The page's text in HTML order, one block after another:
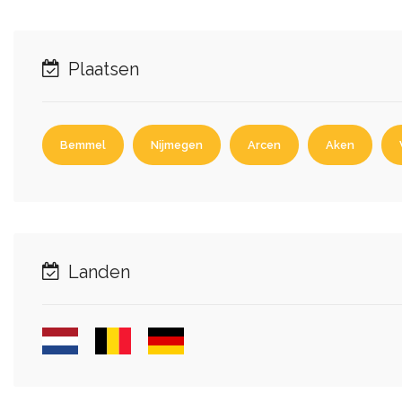
Plaatsen
Bemmel Nijmegen Arcen Aken
Landen